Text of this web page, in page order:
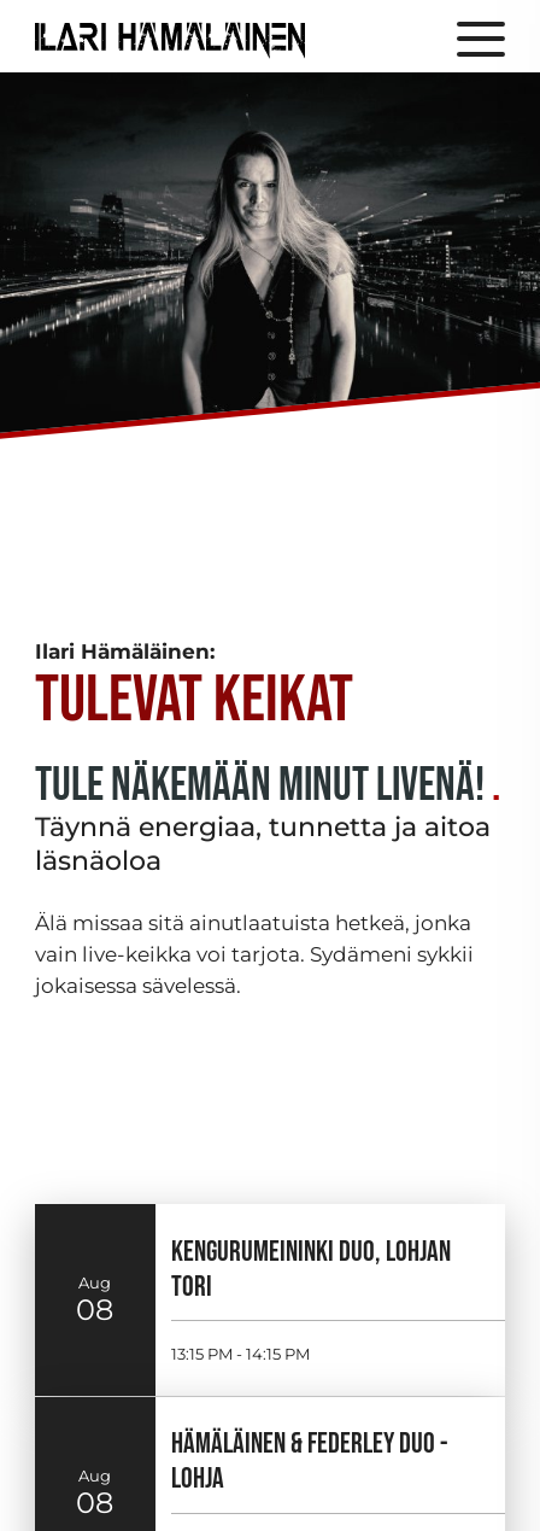
Ilari Hämäläinen:
Tulevat keikat
Tule näkemään minut livenä!
Täynnä energiaa, tunnetta ja aitoa
läsnäoloa
Älä missaa sitä ainutlaatuista hetkeä, jonka
vain live-keikka voi tarjota. Sydämeni sykkii
jokaisessa sävelessä.
Aug
08
KENGURUMEININKI DUO, LOHJAN
TORI
13:15 PM - 14:15 PM
Aug
08
HÄMÄLÄINEN & FEDERLEY DUO -
LOHJA